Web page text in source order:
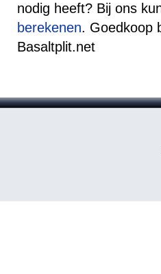
nodig heeft? Bij ons
berekenen. Goedkoop
Basaltplit.net